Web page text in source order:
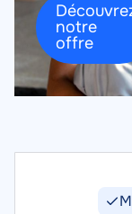
notre
offre